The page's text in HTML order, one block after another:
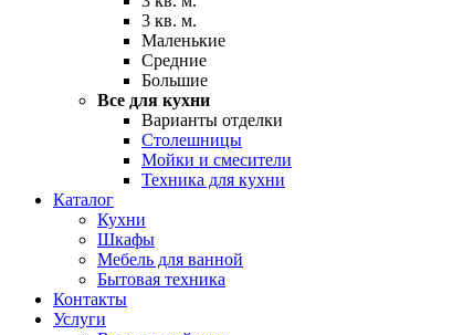
3 кв. м.
Маленькие
Средние
Большие
Все для кухни
Варианты отделки
Столешницы
Мойки и смесители
Техника для кухни
Каталог
Кухни
Шкафы
Мебель для ванной
Бытовая техника
Контакты
Услуги